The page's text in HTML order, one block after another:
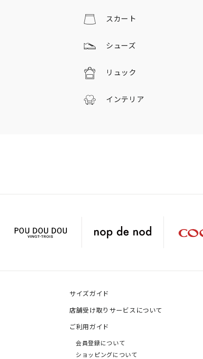
スカート
シューズ
リュック
インテリア
サイズガイド
店舗受け取りサービスについて
ご利用ガイド
会員登録について
ショッピングについて